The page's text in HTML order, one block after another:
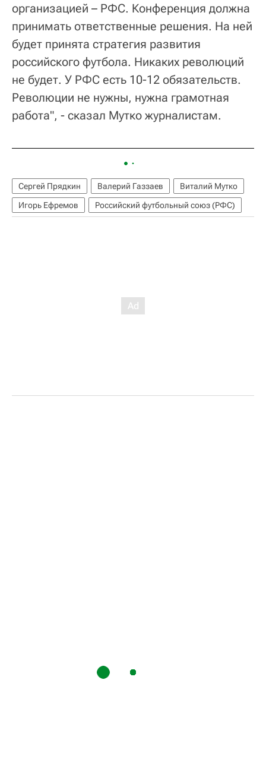
организацией – РФС. Конференция должна
принимать ответственные решения. На ней
будет принята стратегия развития
российского футбола. Никаких революций
не будет. У РФС есть 10-12 обязательств.
Революции не нужны, нужна грамотная
работа", - сказал Мутко журналистам.
Сергей Прядкин Валерий Газзаев
Виталий Мутко
Игорь Ефремов
Российский футбольный союз (РФС)